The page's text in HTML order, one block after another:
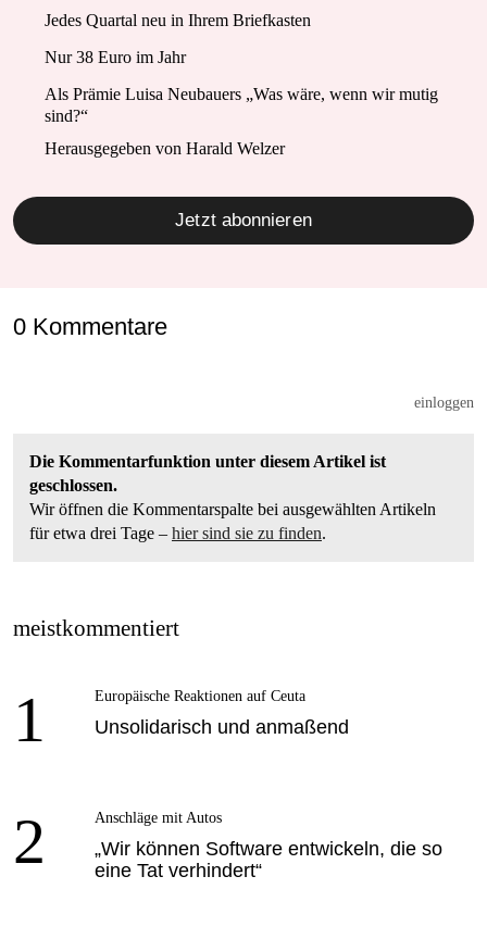
Jedes Quartal neu in Ihrem Briefkasten
Nur 38 Euro im Jahr
Als Prämie Luisa Neubauers „Was wäre, wenn wir mutig
sind?“
Herausgegeben von Harald Welzer
Jetzt abonnieren
0 Kommentare
Die Kommentarfunktion unter diesem Artikel ist
geschlossen.
Wir öffnen die Kommentarspalte bei ausgewählten Artikeln
für etwa drei Tage – hier sind sie zu finden.
einloggen
meistkommentiert
1 Europäische Reaktionen auf Ceuta
Unsolidarisch und anmaßend
2 Anschläge mit Autos
„Wir können Software entwickeln, die so
eine Tat verhindert“